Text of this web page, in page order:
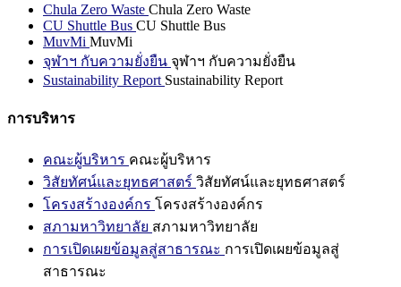
Chula Zero Waste Chula Zero Waste
CU Shuttle Bus CU Shuttle Bus
MuvMi MuvMi
จุฬาฯ กับความยั่งยืน จุฬาฯ กับความยั่งยืน
Sustainability Report Sustainability Report
การบริหาร
คณะผู้บริหาร คณะผู้บริหาร
วิสัยทัศน์และยุทธศาสตร์ วิสัยทัศน์และยุทธศาสตร์
โครงสร้างองค์กร โครงสร้างองค์กร
สภามหาวิทยาลัย สภามหาวิทยาลัย
การเปิดเผยข้อมูลสู่สาธารณะ การเปิดเผยข้อมูลสู่
สาธารณะ